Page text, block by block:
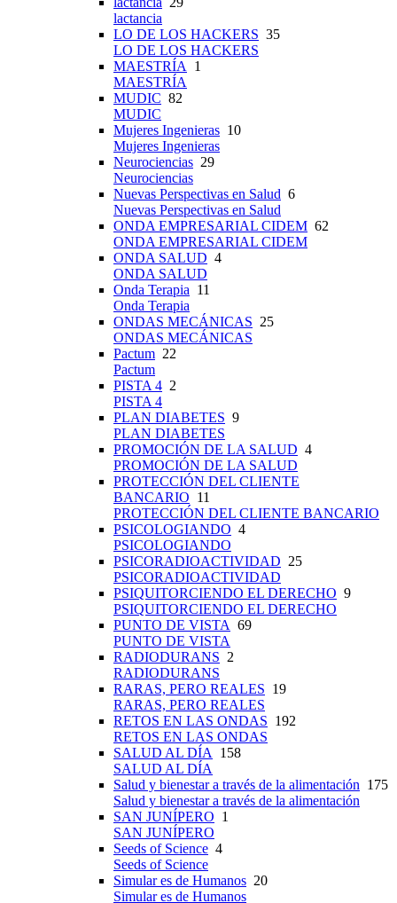
lactancia
LO DE LOS HACKERS 35
LO DE LOS HACKERS
MAESTRÍA
1
MAESTRÍA
MUDIC 82
MUDIC
Mujeres Ingenieras 10
Mujeres Ingenieras
Neurociencias 29
Neurociencias
Nuevas Perspectivas en Salud 6
Nuevas Perspectivas en Salud
ONDA EMPRESARIAL CIDEM 62
ONDA EMPRESARIAL CIDEM
ONDA SALUD 4
ONDA SALUD
Onda Terapia 11
Onda Terapia
ONDAS MECÁNICAS 25
ONDAS MECÁNICAS
Pactum 22
Pactum
PISTA 4 2
PISTA 4
PLAN DIABETES 9
PLAN DIABETES
PROMOCIÓN DE LA SALUD 4
PROMOCIÓN DE LA SALUD
PROTECCIÓN DEL CLIENTE
BANCARIO 11
PROTECCIÓN DEL CLIENTE BANCARIO
PSICOLOGIANDO 4
PSICOLOGIANDO
PSICORADIOACTIVIDAD 25
PSICORADIOACTIVIDAD
PSIQUITORCIENDO EL DERECHO 9
PSIQUITORCIENDO EL DERECHO
PUNTO DE VISTA 69
PUNTO DE VISTA
RADIODURANS 2
RADIODURANS
RARAS, PERO REALES 19
RARAS, PERO REALES
RETOS EN LAS ONDAS 192
RETOS EN LAS ONDAS
SALUD AL DÍA
158
SALUD AL DÍA
Salud y bienestar a través de la alimentación 175
Salud y bienestar a través de la alimentación
SAN JUNÍPERO 1
SAN JUNÍPERO
Seeds of Science 4
Seeds of Science
Simular es de Humanos 20
Simular es de Humanos